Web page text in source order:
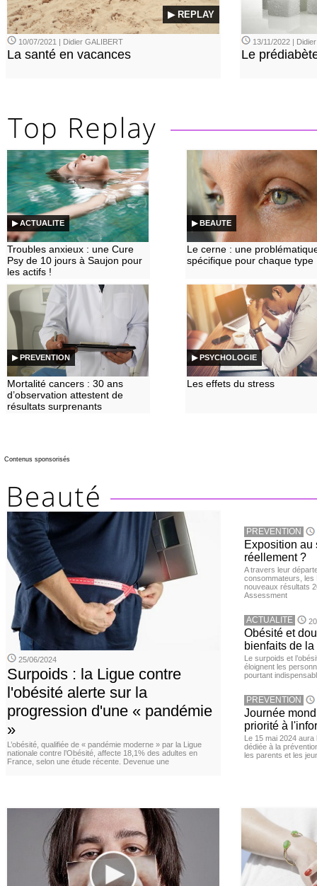
▶ REPLAY
10/07/2021 | Didier GALIBERT
La santé en vacances
13/11/2022 |
Le
▶ ACTUALITE
Troubles anxieux : une Cure
Psy de 10 jours à Saujon pour
les actifs !
▶ BEAUTE
Le cerne : une
spécifique pour chaque type
▶ PREVENTION
Mortalité cancers : 30 ans
d’observation attestent de
résultats surprenants
▶ PSYCHOLOGIE
Les effets du stress
Contenus sponsorisés
25/06/2024
Surpoids : la Ligue contre
l'obésité alerte sur la
progression d'une « pandémie
»
L’obésité, qualifiée de « pandémie moderne » par la Ligue
nationale contre l’Obésité, affecte 18,1% des adultes en
France, selon une étude récente. Devenue une
PREVENTION
Exposition au
réellement ?
A travers leur
consommateurs, les
nouveaux résultats
Assessment
ACTUALITE
Obésité et
bienfaits de
Le surpoids et
éloignent les
pourtant
PREVENTION
Journée
priorité à
Le 15 mai 2024 aura
dédiée à la
les parents et les